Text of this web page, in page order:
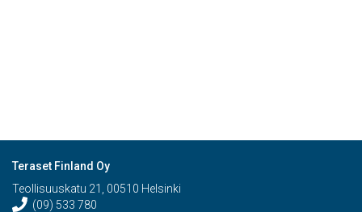
Teraset Finland Oy
Teollisuuskatu 21, 00510 Helsinki
(09) 533 780